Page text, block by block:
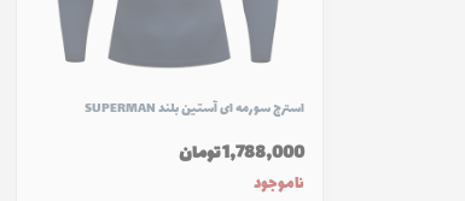
استرج سورمه ای آستین بلند SUPERMAN
1,788,000 تومان
ناموجود